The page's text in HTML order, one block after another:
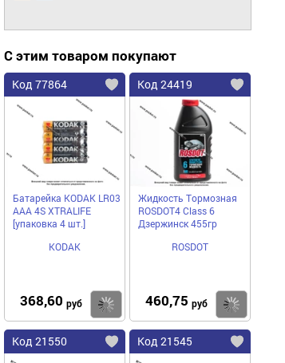
С этим товаром покупают
Код 77864
Батарейка KODAK LR03
AAA 4S XTRALIFE
[упаковка 4 шт.]
KODAK
368,60 руб Купить
Код 24419
Жидкость Тормозная
ROSDOT4 Class 6
Дзержинск 455гр
ROSDOT
460,75 руб
Код 21550 Код 21545